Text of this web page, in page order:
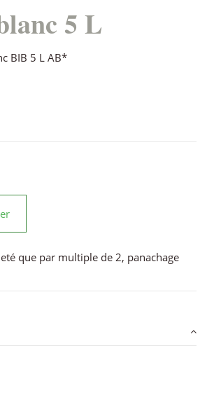
5 L
BIB 5 L AB*
que par multiple de 2, panachage